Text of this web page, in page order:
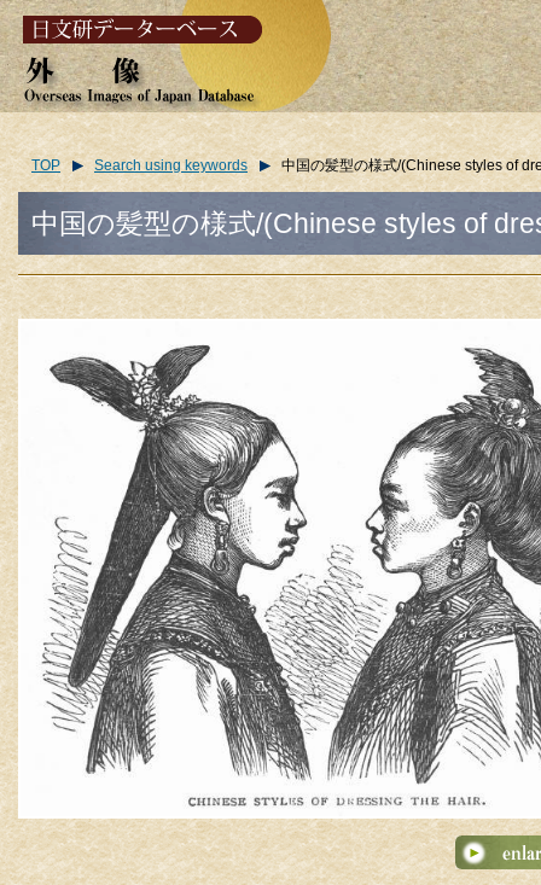
TOP Search using keywords 中国の髪型の様式/(Chinese styles of
中国の髪型の様式/(Chinese styles of